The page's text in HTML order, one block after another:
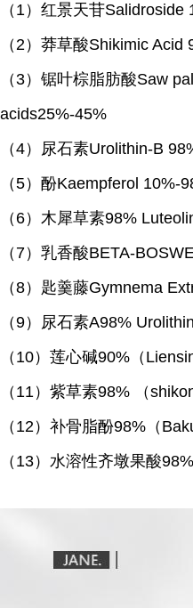
（ 1）红景天苷Salidroside
（2）莽草酸Shikimic Acid
（3）锯叶棕脂肪酸Saw
acids25%-45%
（4）尿石素Urolithin-B
（5）酚Kaempferol 10%-
（ 6）木犀草素98%
（ 7）乳香酸BETA-
（8）匙羹藤Gymnema
（9）尿石素A98%
（ 10）莲心碱90%（
（ 11）紫草素98% （
（ 12）补骨脂酚98%（
（ 13）水溶性齐墩果酸